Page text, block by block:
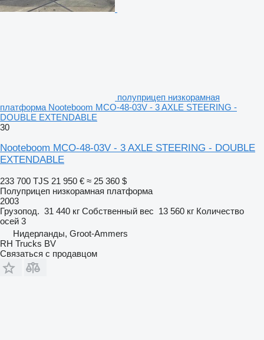
полуприцеп низкорамная
платформа Nooteboom MCO-48-03V - 3 AXLE STEERING -
DOUBLE EXTENDABLE
30
Nooteboom MCO-48-03V - 3 AXLE STEERING - DOUBLE
EXTENDABLE
233 700 TJS 21 950 € ≈ 25 360 $
Полуприцеп низкорамная платформа
2003
Грузопод. 31 440 кг Собственный вес 13 560 кг Количество
осей 3
Нидерланды, Groot-Ammers
RH Trucks BV
Связаться с продавцом